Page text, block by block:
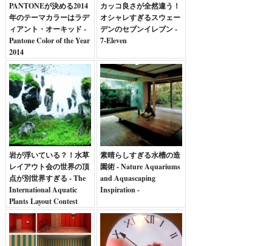
PANTONEが決める2014
年のテーマカラーはラデ
ィアント・オーキッド -
Pantone Color of the Year
2014
カッコ良さが全然違う！
オシャレすぎるスウェー
デンのセブンイレブン -
7-Eleven
岩が浮いている？！水草
レイアウト会の世界の頂
点が別世界すぎる - The
International Aquatic
Plants Layout Contest
2012 -
素晴らしすぎる水槽の造
園術 - Nature Aquariums
and Aquascaping
Inspiration -